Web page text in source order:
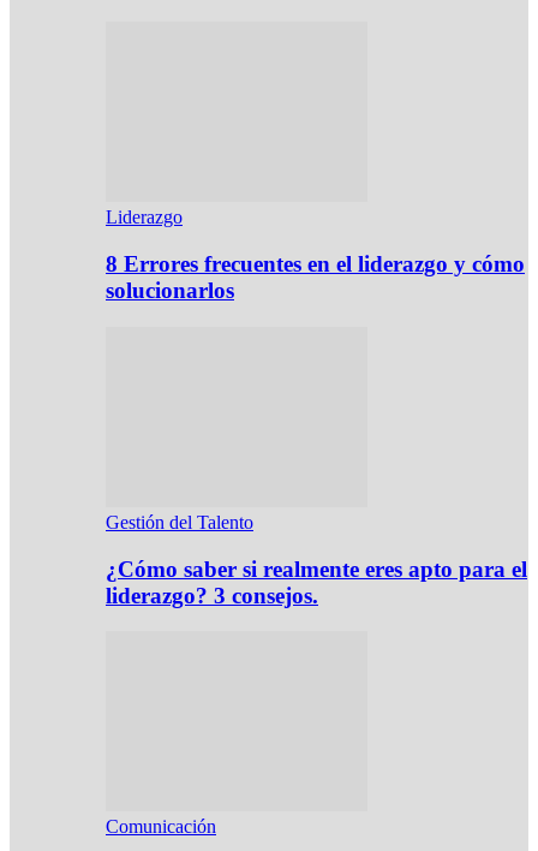
Liderazgo
8 Errores frecuentes en el liderazgo y cómo
solucionarlos
Gestión del Talento
¿Cómo saber si realmente eres apto para el
liderazgo? 3 consejos.
Comunicación